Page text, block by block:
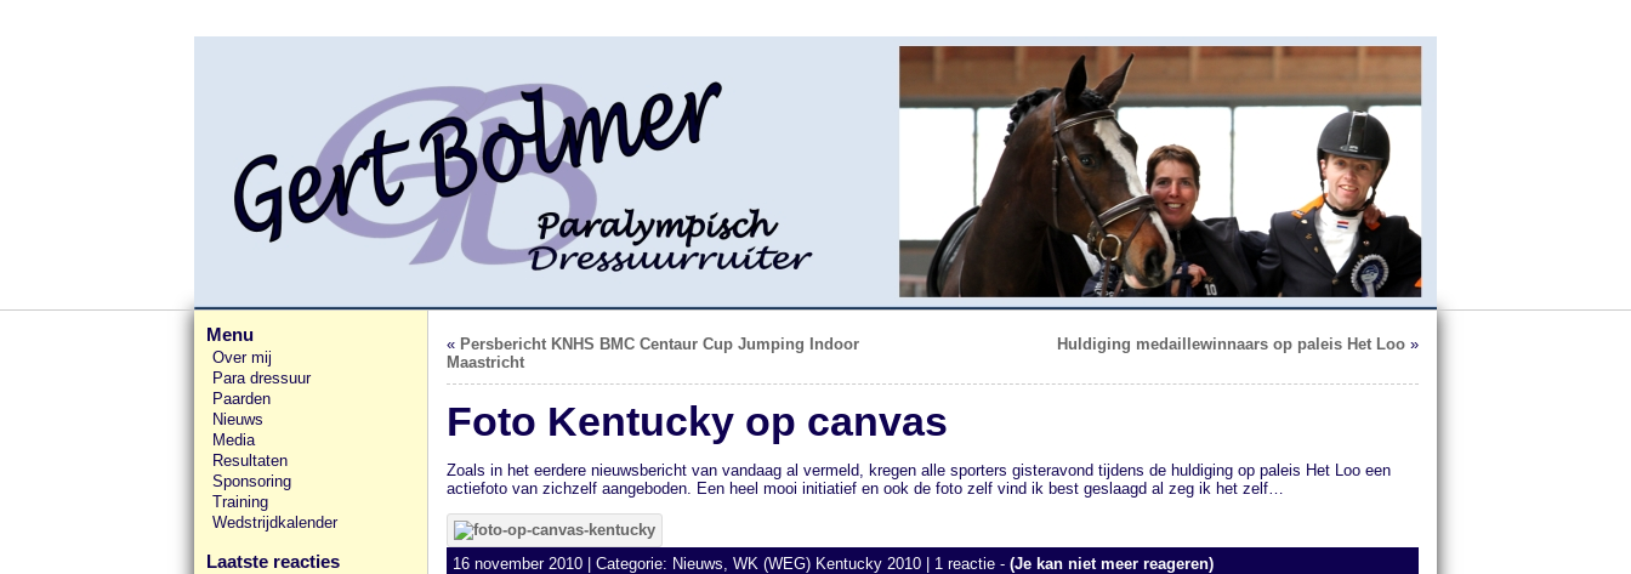
Menu
Over mij
Para dressuur
Paarden
Nieuws
Media
Resultaten
Sponsoring
Training
Wedstrijdkalender
Laatste reacties
« Persbericht KNHS BMC Centaur Cup Jumping Indoor
Maastricht
Huldiging medaillewinnaars op paleis Het Loo »
Foto Kentucky op canvas
Zoals in het eerdere nieuwsbericht van vandaag al vermeld, kregen alle sporters gisteravond tijdens de huldiging op paleis Het Loo een
actiefoto van zichzelf aangeboden. Een heel mooi initiatief en ook de foto zelf vind ik best geslaagd al zeg ik het zelf…
16 november 2010 | Categorie: Nieuws, WK (WEG) Kentucky 2010 | 1 reactie - (Je kan niet meer reageren)